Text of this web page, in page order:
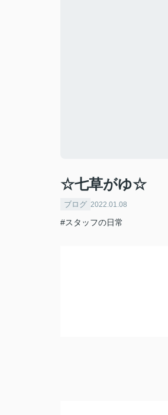
☆七草がゆ☆
ブログ 2022.01.08
#スタッフの日常